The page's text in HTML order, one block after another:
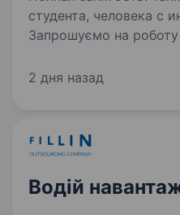
студента, человека с
Запрошуємо на
1430 грн/зміна Безкоштовне розвезення (Київ,
2 дня назад
Водій